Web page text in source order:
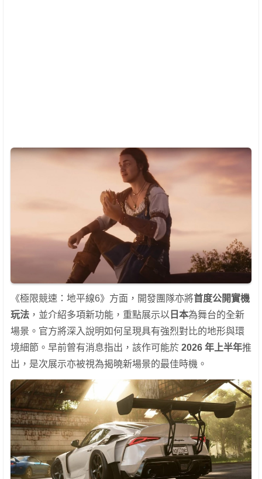
《極限競速：地平線6》方面，開發團隊亦將首度公開實機
玩法 ，並介紹多項新功能，重點展示以 日本為舞台的全新
場景。官方將深入說明如何呈現具有強烈對比的地形與環
境細節。早前曾有消息指出，該作可能於 2026 年上半年推
出，是次展示亦被視為揭曉新場景的最佳時機。